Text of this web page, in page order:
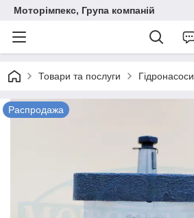
Моторімпекс, Група компаній
Товари та послуги Гідронасоси
Распродажа